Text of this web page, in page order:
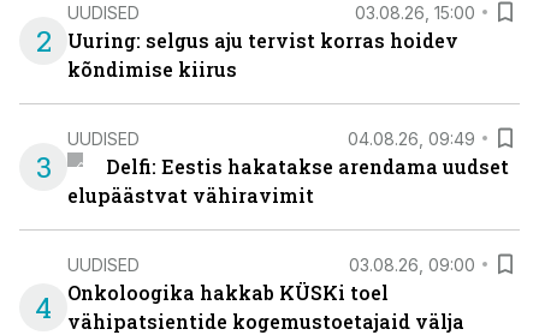
2
UUDISED 03.08.26, 15:00
Uuring: selgus aju tervist korras hoidev
kõndimise kiirus
3
UUDISED 04.08.26, 09:49
Delfi: Eestis hakatakse arendama uudset
elupäästvat vähiravimit
4
UUDISED 03.08.26, 09:00
Onkoloogika hakkab KÜSKi toel
vähipatsientide kogemustoetajaid välja